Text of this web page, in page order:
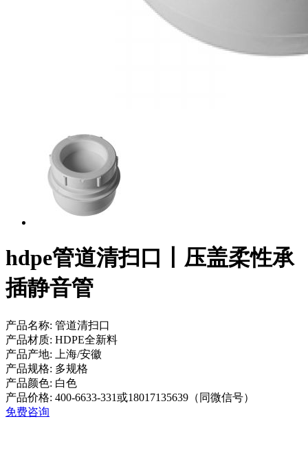
hdpe管道清扫口丨压盖柔性承
插静音管
产品名称: 管道清扫口
产品材质: HDPE全新料
产品产地:
上海/安徽
产品规格: 多规格
产品颜色: 白色
产品价格: 400-6633-331或18017135639（同微信号）
免费咨询